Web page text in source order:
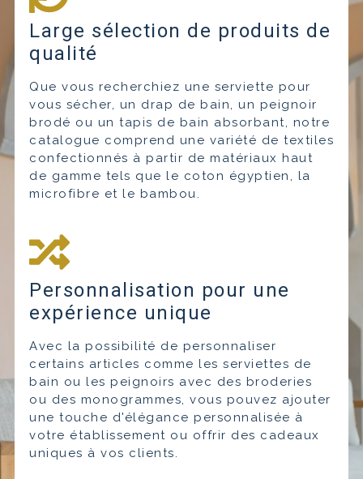
Large sélection de produits de
qualité
Que vous recherchiez une serviette pour
vous sécher, un drap de bain, un peignoir
brodé ou un tapis de bain absorbant, notre
catalogue comprend une variété de textiles
confectionnés à partir de matériaux haut
de gamme tels que le coton égyptien, la
microfibre et le bambou.
Personnalisation pour une
expérience unique
Avec la possibilité de personnaliser
certains articles comme les serviettes de
bain ou les peignoirs avec des broderies
ou des monogrammes, vous pouvez ajouter
une touche d'élégance personnalisée à
votre établissement ou offrir des cadeaux
uniques à vos clients.